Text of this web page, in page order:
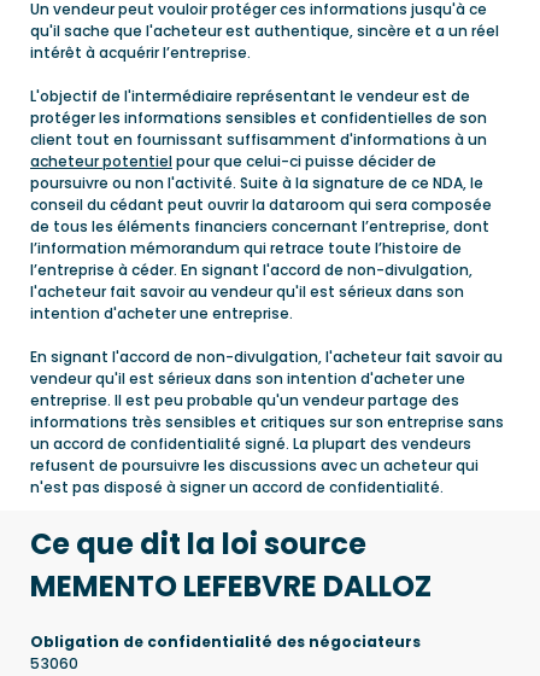
Un vendeur peut vouloir protéger ces informations jusqu'à ce
qu'il sache que l'acheteur est authentique, sincère et a un réel
intérêt à acquérir l’entreprise.
L'objectif de l'intermédiaire représentant le vendeur est de
protéger les informations sensibles et confidentielles de son
client tout en fournissant suffisamment d'informations à un
acheteur potentielpour que celui-ci puisse décider de
poursuivre ou non l'activité. Suite à la signature de ce NDA, le
conseil du cédant peut ouvrir la dataroom qui sera composée
de tous les éléments financiers concernant l’entreprise, dont
l’information mémorandum qui retrace toute l’histoire de
l’entreprise à céder. En signant l'accord de non-divulgation,
l'acheteur fait savoir au vendeur qu'il est sérieux dans son
intention d'acheter une entreprise.
En signant l'accord de non-divulgation, l'acheteur fait savoir au
vendeur qu'il est sérieux dans son intention d'acheter une
entreprise. Il est peu probable qu'un vendeur partage des
informations très sensibles et critiques sur son entreprise sans
un accord de confidentialité signé. La plupart des vendeurs
refusent de poursuivre les discussions avec un acheteur qui
n'est pas disposé à signer un accord de confidentialité.
Ce que dit la loi source
MEMENTO LEFEBVRE DALLOZ
Obligation de confidentialité des négociateurs
53060